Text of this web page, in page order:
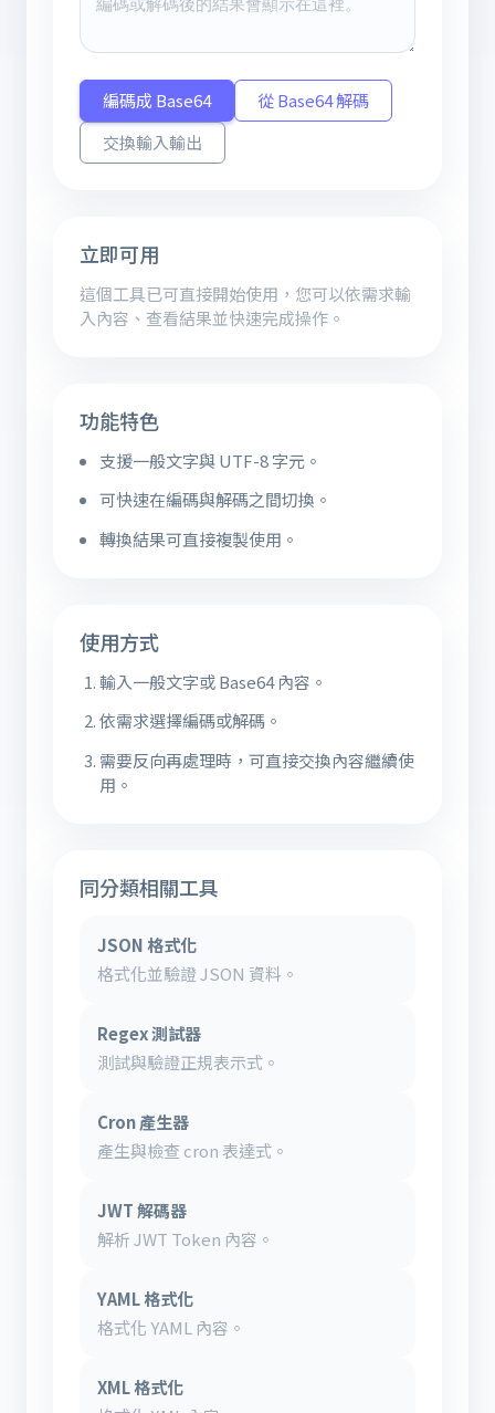
編碼成 Base64
從 Base64 解碼
交換輸入輸出
立即可用
這個工具已可直接開始使用，您可以依需求輸
入內容、查看結果並快速完成操作。
功能特色
支援一般文字與 UTF-8 字元。
可快速在編碼與解碼之間切換。
轉換結果可直接複製使用。
使用方式
輸入一般文字或 Base64 內容。
依需求選擇編碼或解碼。
需要反向再處理時，可直接交換內容繼續使
用。
同分類相關工具
JSON 格式化
格式化並驗證 JSON 資料。
Regex 測試器
測試與驗證正規表示式。
Cron 產生器
產生與檢查 cron 表達式。
JWT 解碼器
解析 JWT Token 內容。
YAML 格式化
格式化 YAML 內容。
XML 格式化